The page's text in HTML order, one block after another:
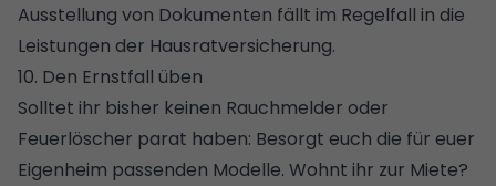
Ausstellung von Dokumenten fällt im Regelfall in die
Leistungen der Hausratversicherung.
10. Den Ernstfall üben
Solltet ihr bisher keinen Rauchmelder oder
Feuerlöscher parat haben: Besorgt euch die für euer
Eigenheim passenden Modelle. Wohnt ihr zur Miete?